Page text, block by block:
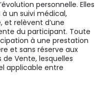
personnelle. Elles
un suivi médical,
et relèvent d’une
du participant. Toute
à une prestation
et sans réserve aux
Vente, lesquelles
applicable entre